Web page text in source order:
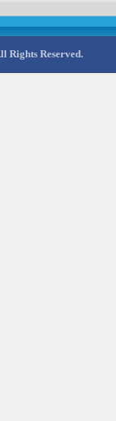
Rights Reserved.